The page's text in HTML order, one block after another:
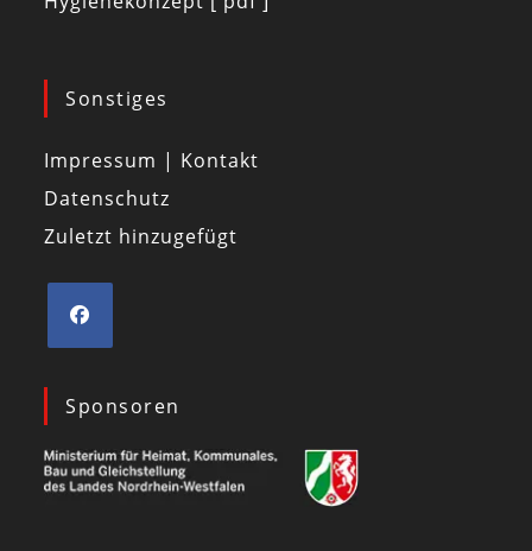
Sonstiges
Impressum | Kontakt
Datenschutz
Zuletzt hinzugefügt
Sponsoren